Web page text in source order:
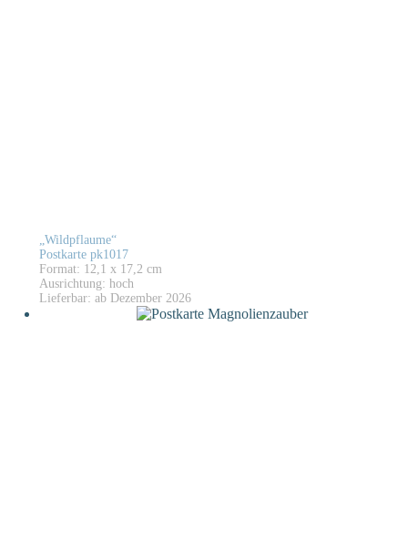
„Wildpflaume“
Postkarte pk1017
Format: 12,1 x 17,2 cm
Ausrichtung: hoch
Lieferbar: ab Dezember 2026